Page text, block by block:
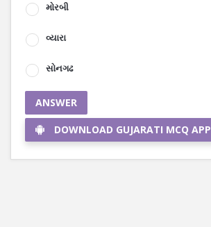
મોરબી
વ્યારા
સોનગઢ
ANSWER
DOWNLOAD GUJARATI MCQ APP